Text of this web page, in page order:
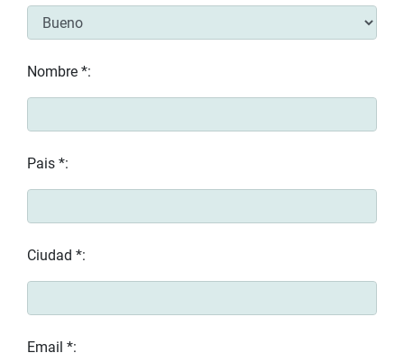
Nombre *:
Pais *:
Ciudad *:
Email *: